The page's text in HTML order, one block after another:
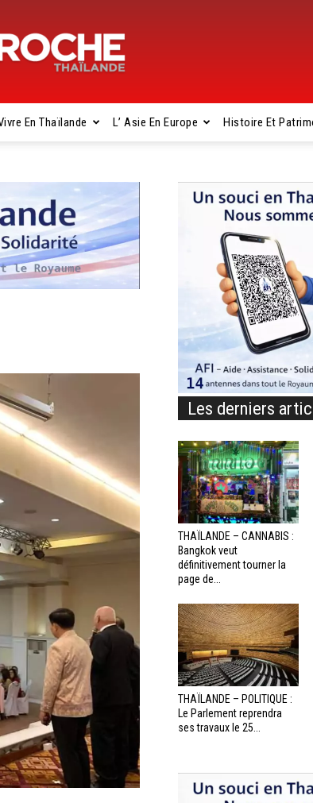
Gavroche
Thaïlande
En Thaïlande L’ Asie En Europe Histoire Et
Les derniers
THAÏLANDE – CANNABIS :
Bangkok veut
définitivement tourner la
page de...
THAÏLANDE – POLITIQUE :
Le Parlement reprendra
ses travaux le 25...